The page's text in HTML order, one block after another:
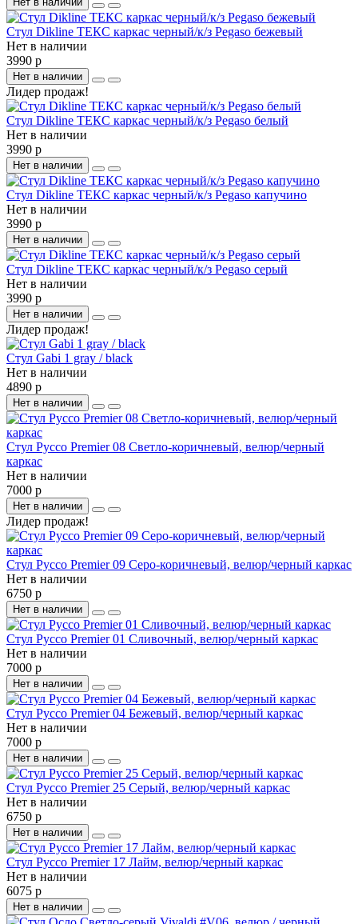
Стул Dikline ТЕКС каркас черный/к/з Pegaso бежевый
Нет в наличии
3990 р
Нет в наличии
Лидер продаж!
Стул Dikline ТЕКС каркас черный/к/з Pegaso белый
Нет в наличии
3990 р
Нет в наличии
Стул Dikline ТЕКС каркас черный/к/з Pegaso капучино
Нет в наличии
3990 р
Нет в наличии
Стул Dikline ТЕКС каркас черный/к/з Pegaso серый
Нет в наличии
3990 р
Нет в наличии
Лидер продаж!
Стул Gabi 1 gray / black
Нет в наличии
4890 р
Нет в наличии
Стул Руссо Premier 08 Светло-коричневый, велюр/черный
каркас
Нет в наличии
7000 р
Нет в наличии
Лидер продаж!
Стул Руссо Premier 09 Серо-коричневый, велюр/черный каркас
Нет в наличии
6750 р
Нет в наличии
Стул Руссо Premier 01 Сливочный, велюр/черный каркас
Нет в наличии
7000 р
Нет в наличии
Стул Руссо Premier 04 Бежевый, велюр/черный каркас
Нет в наличии
7000 р
Нет в наличии
Стул Руссо Premier 25 Серый, велюр/черный каркас
Нет в наличии
6750 р
Нет в наличии
Стул Руссо Premier 17 Лайм, велюр/черный каркас
Нет в наличии
6075 р
Нет в наличии